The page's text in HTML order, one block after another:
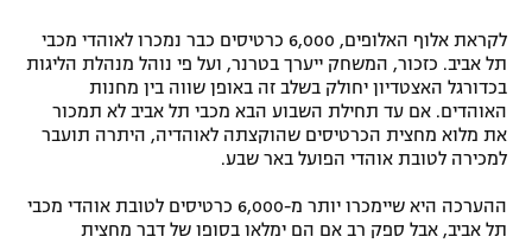
לקראת אלוף האלופים, 6,000 כרטיסים כבר נמכרו לאוהדי מכבי
תל אביב. כזכור, המשחק ייערך בטרנר, ועל פי נוהל מנהלת הליגות
בכדורגל האצטדיון יחולק בשלב זה באופן שווה בין מחנות
האוהדים. אם עד תחילת השבוע הבא מכבי תל אביב לא תמכור
את מלוא מחצית הכרטיסים שהוקצתה לאוהדיה, היתרה תועבר
למכירה לטובת אוהדי הפועל באר שבע.
ההערכה היא שיימכרו יותר מ-6,000 כרטיסים לטובת אוהדי מכבי
תל אביב, אבל ספק רב אם הם ימלאו בסופו של דבר מחצית